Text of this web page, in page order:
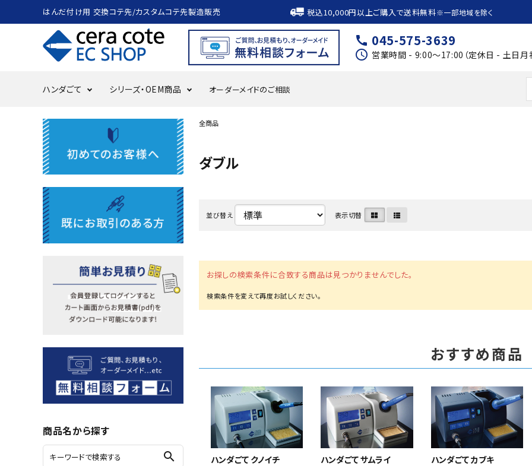
はんだ付け用 交換コテ先/カスタムコテ先製造販売 税込10,000円以上ご購入で送料無料※一部地域を除く
call 045-575-3639
schedule 営業時間 - 9:00～17:00（定休日 - 土日月
ハンダごて シリーズ・OEM商品 オーダーメイドのご相談
ACCOUNT MENU
ログイン person 会員登録
ハンダごて
シリーズ・OEM商品
プライバシーポリシー
特定商取引法について
全商品
ダブル
並び替え 表示切替
お探しの検索条件に合致する商品は見つかりませんでした。
おすすめ商品
ハンダごて クノイチ ハンダごて サムライ ハンダごて カブキ
商品名から探す
search